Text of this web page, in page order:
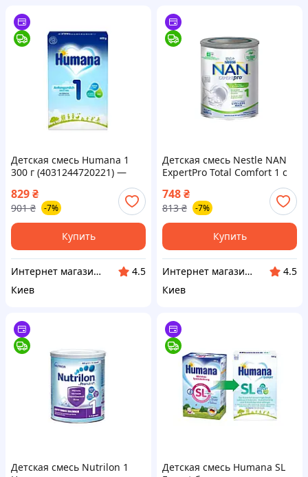
Детская смесь Humana 1
300 г (4031244720221) —
829₴
901 ₴ -7%
Купить
Интернет магазин "Домовичок"
4.5
Киев
Детская смесь Nestle NAN
ExpertPro Total Comfort 1 с
(7613035351462) —
Доступный
748₴
813 ₴ -7%
Купить
Интернет магазин "Домовичок"
4.5
Киев
Детская смесь Nutrilon 1
Детская смесь Humana SL